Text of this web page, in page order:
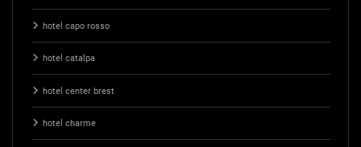
hotel capo rosso
hotel catalpa
hotel center brest
hotel charme